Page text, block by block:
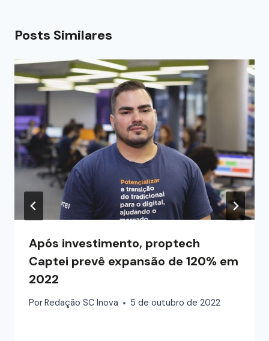
Posts Similares
Após investimento, proptech
Captei prevê expansão de 120% em
2022
PorRedação SC Inova 5 de outubro de 2022